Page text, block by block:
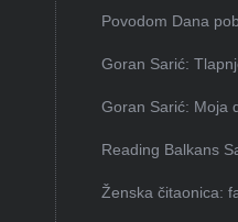
Povodom Dana
Goran Sarić:
Goran Sarić: Moja
Reading Balkans
Ženska čitaonica: